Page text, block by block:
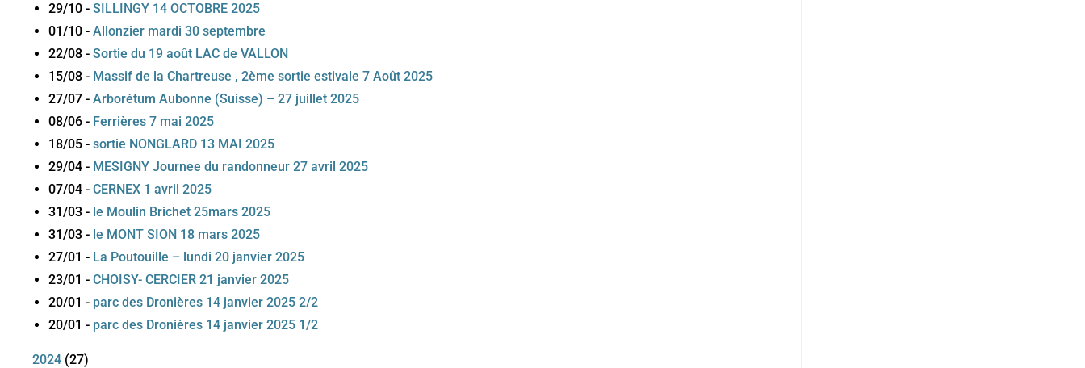
29/10 - SILLINGY 14 OCTOBRE 2025
01/10 - Allonzier mardi 30 septembre
22/08 - Sortie du 19 août LAC de VALLON
15/08 - Massif de la Chartreuse , 2ème sortie estivale 7 Août 2025
27/07 - Arborétum Aubonne (Suisse) – 27 juillet 2025
08/06 - Ferrières 7 mai 2025
18/05 - sortie NONGLARD 13 MAI 2025
29/04 - MESIGNY Journee du randonneur 27 avril 2025
07/04 - CERNEX 1 avril 2025
31/03 - le Moulin Brichet 25mars 2025
31/03 - le MONT SION 18 mars 2025
27/01 - La Poutouille – lundi 20 janvier 2025
23/01 - CHOISY- CERCIER 21 janvier 2025
20/01 - parc des Dronières 14 janvier 2025 2/2
20/01 - parc des Dronières 14 janvier 2025 1/2
2024 (27)